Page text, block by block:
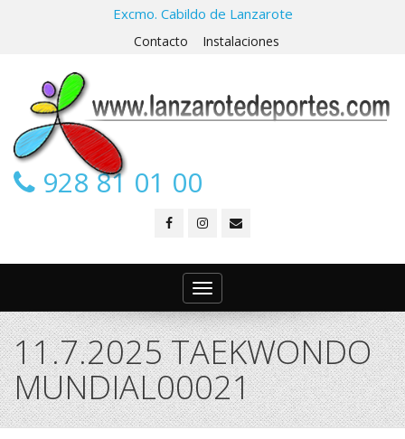
Excmo. Cabildo de Lanzarote
Contacto Instalaciones
928 81 01 00
Toggle
navigation
11.7.2025 TAEKWONDO
MUNDIAL00021